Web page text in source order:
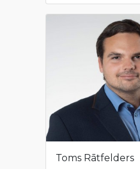
Toms Rātfelders